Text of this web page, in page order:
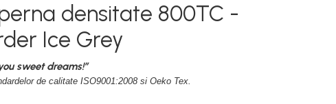
densitate 800TC -
Ice Grey
sweet dreams!”
de calitate ISO9001:2008 si Oeko Tex.